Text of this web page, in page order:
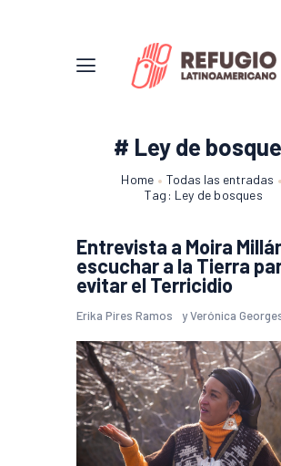
# Ley de
Home
Todas las entradas
Tag: Ley de bosques
Entrevista a Moira
escuchar a la Tierra
evitar el Terricidio
Erika Pires Ramos yVerónica